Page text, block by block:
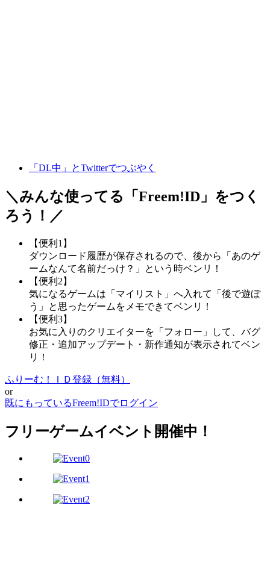
「DL中」とTwitterでつぶやく
＼みんな使ってる「 Freem!ID 」をつく
ろう！／
【便利1】
ダウンロード履歴が保存されるので、後から「あのゲ
ームなんて名前だっけ？」という時ベンリ！
【便利2】
気になるゲームは「マイリスト」へ入れて「後で遊ぼ
う」と思ったゲームをメモできてベンリ！
【便利3】
お気に入りのクリエイターを「フォロー」して、バグ
修正・追加アップデート・新作通知が表示されてベン
リ！
ふりーむ！ＩＤ登録（無料）
or
既にもっているFreem!IDでログイン
フリーゲームイベント開催中！